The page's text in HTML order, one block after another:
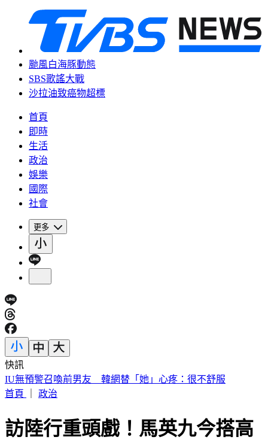
颱風白海豚動態
SBS歌謠大戰
沙拉油致癌物超標
首頁
即時
生活
政治
娛樂
國際
社會
更多
快訊
中國出入境新規將上路 陸委會曝「這類人」最危險
首頁
政治
訪陸行重頭戲！馬英九今搭高